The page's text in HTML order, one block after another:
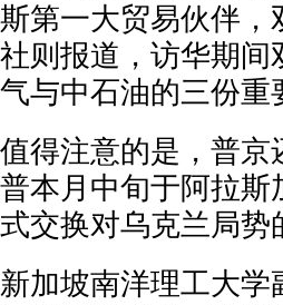
斯第一大贸易伙伴
社则报道，访华期
气与中石油的三份重
值得注意的是，普
普本月中旬于阿拉
式交换对乌克兰局势
新加坡南洋理工大